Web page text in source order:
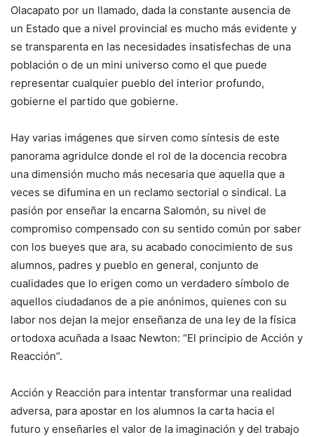
Olacapato por un llamado, dada la constante ausencia de
un Estado que a nivel provincial es mucho más evidente y
se transparenta en las necesidades insatisfechas de una
población o de un mini universo como el que puede
representar cualquier pueblo del interior profundo,
gobierne el partido que gobierne.
Hay varias imágenes que sirven como síntesis de este
panorama agridulce donde el rol de la docencia recobra
una dimensión mucho más necesaria que aquella que a
veces se difumina en un reclamo sectorial o sindical. La
pasión por enseñar la encarna Salomón, su nivel de
compromiso compensado con su sentido común por saber
con los bueyes que ara, su acabado conocimiento de sus
alumnos, padres y pueblo en general, conjunto de
cualidades que lo erigen como un verdadero símbolo de
aquellos ciudadanos de a pie anónimos, quienes con su
labor nos dejan la mejor enseñanza de una ley de la física
ortodoxa acuñada a Isaac Newton: “El principio de Acción y
Reacción”.
Acción y Reacción para intentar transformar una realidad
adversa, para apostar en los alumnos la carta hacia el
futuro y enseñarles el valor de la imaginación y del trabajo